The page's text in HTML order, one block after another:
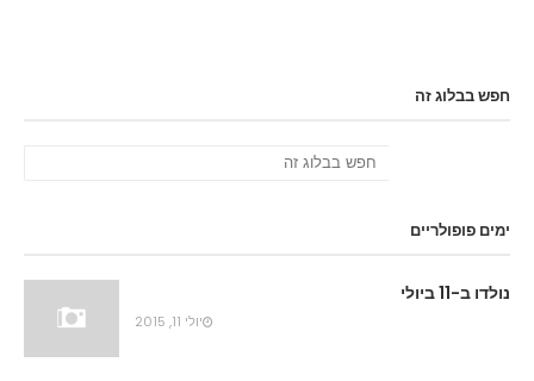
חפש בבלוג זה
ימים פופולריים
נולדו ב-11 ביולי
יולי 11, 2015